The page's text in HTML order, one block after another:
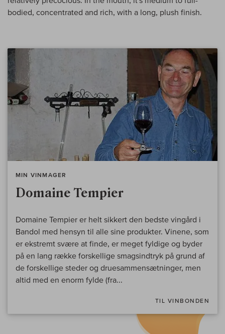
bodied, concentrated and rich, with a long, plush finish.
MIN VINMAGER
Domaine Tempier
Domaine Tempier er helt sikkert den bedste vingård i
Bandol med hensyn til alle sine produkter. Vinene, som
er ekstremt svære at finde, er meget fyldige og byder
på en lang række forskellige smagsindtryk på grund af
de forskellige steder og druesammensætninger, men
altid med en enorm fylde (fra...
TIL VINBONDEN